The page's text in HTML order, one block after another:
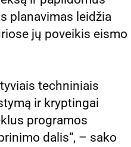
planavimas leidžia
jų poveikis eismo
techniniais
ir kryptingai
programos
dalis“, – sako